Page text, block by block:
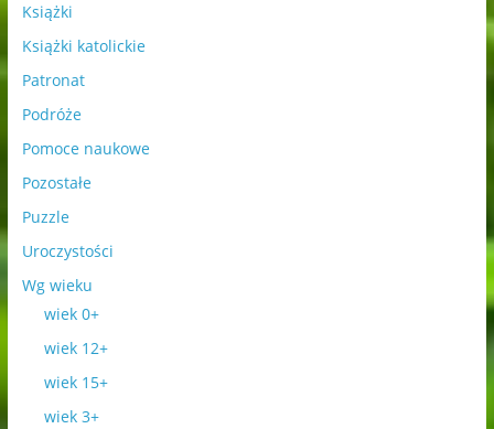
Książki
Książki katolickie
Patronat
Podróże
Pomoce naukowe
Pozostałe
Puzzle
Uroczystości
Wg wieku
wiek 0+
wiek 12+
wiek 15+
wiek 3+